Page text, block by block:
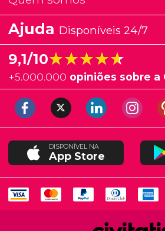
Ajuda Disponíveis 24/7
9,1/10★★★★★
★★★★★
+5.000.000 opiniões sobre a
DISPONÍVEL NA
App Store